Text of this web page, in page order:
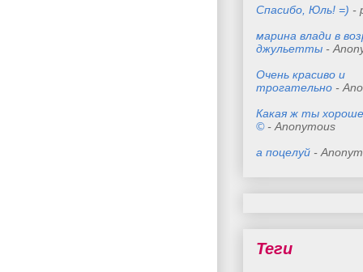
Спасибо, Юль! =) -
марина влади в
джульетты -
Очень красиво и
трогательно -
Какая ж ты
©- Anonymous
а поцелуй -
Теги